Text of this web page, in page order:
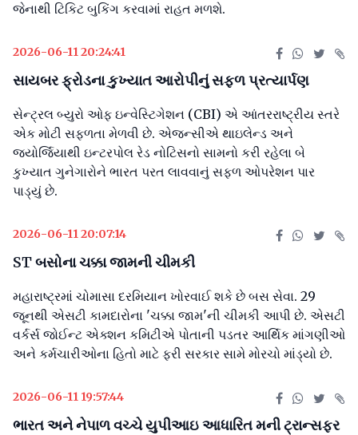
જેનાથી ટિકિટ બુકિંગ કરવામાં રાહત મળશે.
2026-06-11 20:24:41
સાયબર ફ્રોડના કુખ્યાત આરોપીનું સફળ પ્રત્યાર્પણ
સેન્ટ્રલ બ્યુરો ઓફ ઇન્વેસ્ટિગેશન (CBI) એ આંતરરાષ્ટ્રીય સ્તરે
એક મોટી સફળતા મેળવી છે. એજન્સીએ થાઇલેન્ડ અને
જ્યોર્જિયાથી ઇન્ટરપોલ રેડ નોટિસનો સામનો કરી રહેલા બે
કુખ્યાત ગુનેગારોને ભારત પરત લાવવાનું સફળ ઓપરેશન પાર
પાડ્યું છે.
2026-06-11 20:07:14
ST બસોના ચક્કા જામની ચીમકી
મહારાષ્ટ્રમાં ચોમાસા દરમિયાન ખોરવાઈ શકે છે બસ સેવા. 29
જૂનથી એસટી કામદારોના 'ચક્કા જામ'ની ચીમકી આપી છે. એસટી
વર્કર્સ જોઈન્ટ એક્શન કમિટીએ પોતાની પડતર આર્થિક માંગણીઓ
અને કર્મચારીઓના હિતો માટે ફરી સરકાર સામે મોરચો માંડ્યો છે.
2026-06-11 19:57:44
ભારત અને નેપાળ વચ્ચે યુપીઆઇ આધારિત મની ટ્રાન્સફર